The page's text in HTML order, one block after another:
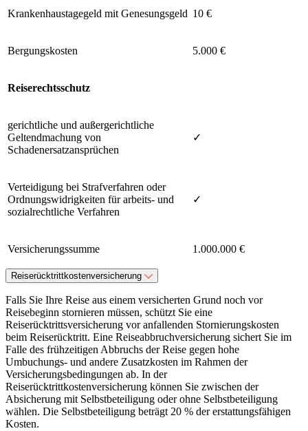
Krankenhaustagegeld mit Genesungsgeld 10 €
Bergungskosten 5.000 €
Reiserechtsschutz
gerichtliche und außergerichtliche
Geltendmachung von
Schadenersatzansprüchen
✓
Verteidigung bei Strafverfahren oder
Ordnungswidrigkeiten für arbeits- und
sozialrechtliche Verfahren
✓
Versicherungssumme 1.000.000 €
Reiserücktrittkostenversicherung
Falls Sie Ihre Reise aus einem versicherten Grund noch vor
Reisebeginn stornieren müssen, schützt Sie eine
Reiserücktrittsversicherung vor anfallenden Stornierungskosten
beim Reiserücktritt. Eine Reiseabbruchversicherung sichert Sie im
Falle des frühzeitigen Abbruchs der Reise gegen hohe
Umbuchungs- und andere Zusatzkosten im Rahmen der
Versicherungsbedingungen ab. In der
Reiserücktrittkostenversicherung können Sie zwischen der
Absicherung mit Selbstbeteiligung oder ohne Selbstbeteiligung
wählen. Die Selbstbeteiligung beträgt 20 % der erstattungsfähigen
Kosten.